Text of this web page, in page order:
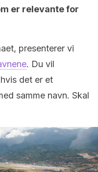
er relevante for
presenterer vi
. Du vil
det er et
samme navn. Skal